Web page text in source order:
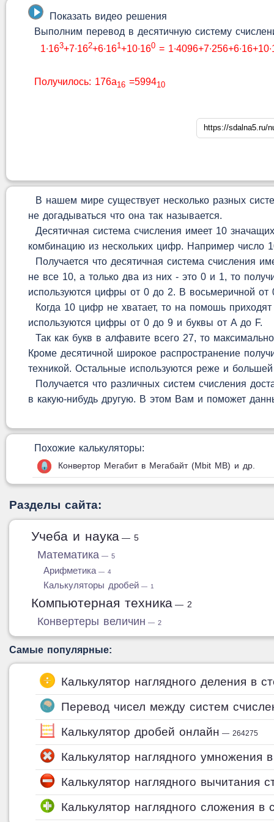
Показать видео решения
Выполним перевод в десятичную систему
1∙163+7∙162+6∙161+10∙160 =
Получилось: 176a16 =599410
В нашем мире существует несколько разных
не догадываться что она так называется.
Десятичная система счисления имеет 10
комбинацию из нескольких цифр. Например
Получается что десятичная система счисления
не все 10, а только два из них - это 0 и 1, то
используются цифры от 0 до 2. В восьмеричной от
Когда 10 цифр не хватает, то на помошь
используются цифры от 0 до 9 и буквы от A до F.
Так как букв в алфавите всего 27, то
Кроме десятичной широкое распространение
техникой. Остальные используются реже и
Получается что различных систем счисления
в какую-нибудь другую. В этом Вам и поможет
Похожие калькуляторы:
Конвертор Мегабит в Мегабайт (Mbit MB) и др.
Разделы сайта:
Учеба и наука — 5
Математика — 5
Арифметика — 4
Калькуляторы дробей — 1
Компьютерная техника — 2
Конвертеры величин — 2
Самые популярные:
Калькулятор наглядного деления в
Перевод чисел между систем
Калькулятор дробей онлайн — 264275
Калькулятор наглядного умножения
Калькулятор наглядного вычитания
Калькулятор наглядного сложения в